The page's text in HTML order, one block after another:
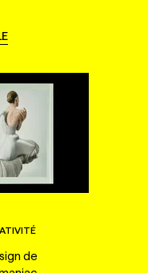
de